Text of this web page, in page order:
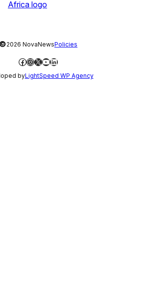
©2026 NovaNewsPolicies
Facebook
Instagram
X YouTube
LinkedIn
byLightSpeed WP Agency